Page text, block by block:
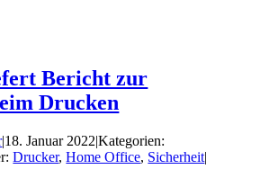
Bericht zur
Drucken
|18. Januar 2022|Kategorien:
Drucker,Home Office, Sicherheit|